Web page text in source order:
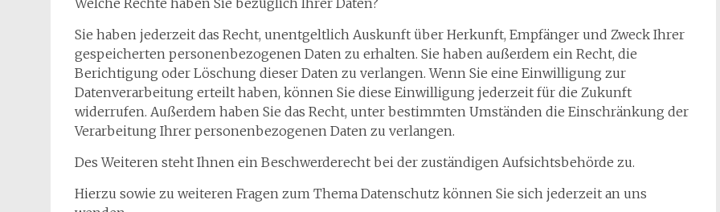
Welche Rechte haben Sie bezüglich Ihrer Daten?
Sie haben jederzeit das Recht, unentgeltlich Auskunft über Herkunft, Empfänger und Zweck Ihrer
gespeicherten personenbezogenen Daten zu erhalten. Sie haben außerdem ein Recht, die
Berichtigung oder Löschung dieser Daten zu verlangen. Wenn Sie eine Einwilligung zur
Datenverarbeitung erteilt haben, können Sie diese Einwilligung jederzeit für die Zukunft
widerrufen. Außerdem haben Sie das Recht, unter bestimmten Umständen die Einschränkung der
Verarbeitung Ihrer personenbezogenen Daten zu verlangen.
Des Weiteren steht Ihnen ein Beschwerderecht bei der zuständigen Aufsichtsbehörde zu.
Hierzu sowie zu weiteren Fragen zum Thema Datenschutz können Sie sich jederzeit an uns